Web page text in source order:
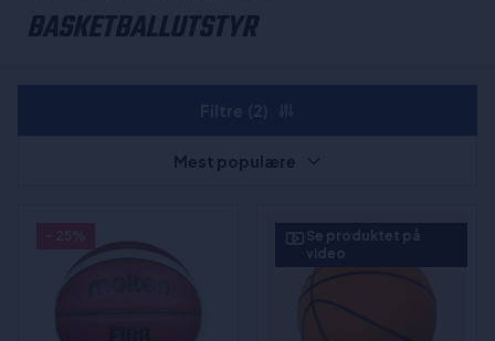
BASKETBALLUTSTYR
Se produktet på
video
Mest populære